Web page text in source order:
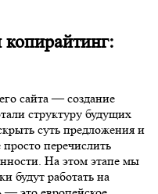
сайта — создание
структуру будущих
суть предложения и
перечислить
На этом этапе мы
будут работать на